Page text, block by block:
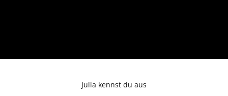
Julia kennst du aus